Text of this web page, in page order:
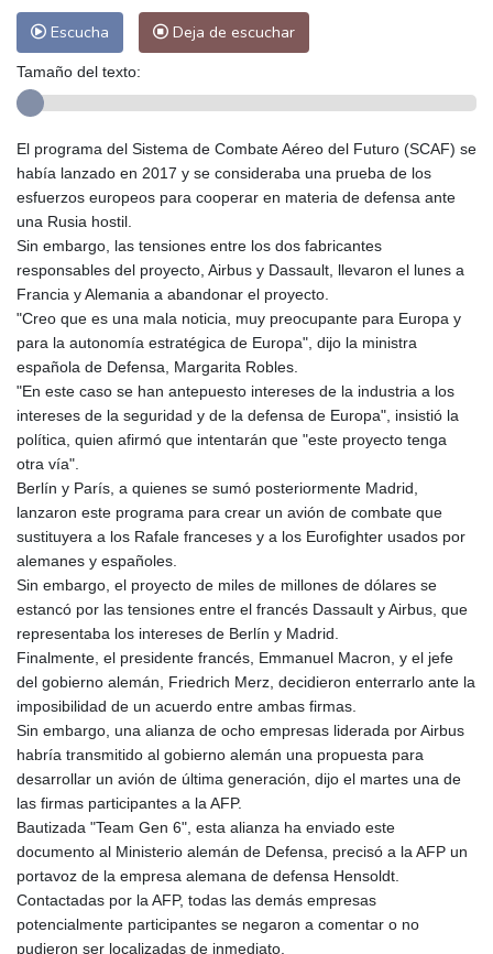
Escucha Deja de escuchar
Tamaño del texto:
El programa del Sistema de Combate Aéreo del Futuro (SCAF) se
había lanzado en 2017 y se consideraba una prueba de los
esfuerzos europeos para cooperar en materia de defensa ante
una Rusia hostil.
Sin embargo, las tensiones entre los dos fabricantes
responsables del proyecto, Airbus y Dassault, llevaron el lunes a
Francia y Alemania a abandonar el proyecto.
"Creo que es una mala noticia, muy preocupante para Europa y
para la autonomía estratégica de Europa", dijo la ministra
española de Defensa, Margarita Robles.
"En este caso se han antepuesto intereses de la industria a los
intereses de la seguridad y de la defensa de Europa", insistió la
política, quien afirmó que intentarán que "este proyecto tenga
otra vía".
Berlín y París, a quienes se sumó posteriormente Madrid,
lanzaron este programa para crear un avión de combate que
sustituyera a los Rafale franceses y a los Eurofighter usados por
alemanes y españoles.
Sin embargo, el proyecto de miles de millones de dólares se
estancó por las tensiones entre el francés Dassault y Airbus, que
representaba los intereses de Berlín y Madrid.
Finalmente, el presidente francés, Emmanuel Macron, y el jefe
del gobierno alemán, Friedrich Merz, decidieron enterrarlo ante la
imposibilidad de un acuerdo entre ambas firmas.
Sin embargo, una alianza de ocho empresas liderada por Airbus
habría transmitido al gobierno alemán una propuesta para
desarrollar un avión de última generación, dijo el martes una de
las firmas participantes a la AFP.
Bautizada "Team Gen 6", esta alianza ha enviado este
documento al Ministerio alemán de Defensa, precisó a la AFP un
portavoz de la empresa alemana de defensa Hensoldt.
Contactadas por la AFP, todas las demás empresas
potencialmente participantes se negaron a comentar o no
pudieron ser localizadas de inmediato.